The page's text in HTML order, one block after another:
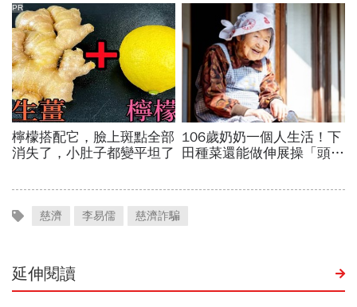
慈濟 李易儒 慈濟詐騙
延伸閱讀